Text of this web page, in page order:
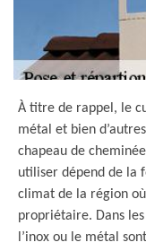
À titre de rappel, le
métal et bien
chapeau de
utiliser dépend de la
climat de la région
propriétaire. Dans
l’inox ou le métal